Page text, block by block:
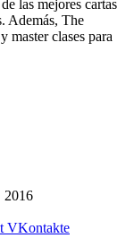
las mejores cartas
Además, The
master clases para
2016
VKontakte